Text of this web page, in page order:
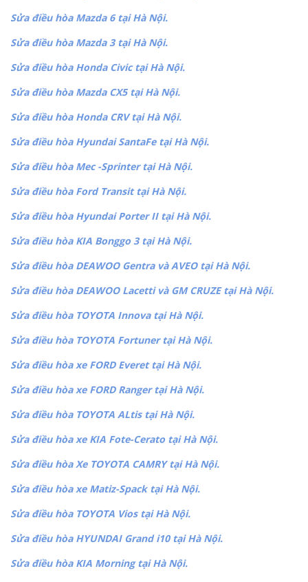
Sửa điều hòa Mazda 6 tại Hà Nội.
Sửa điều hòa Mazda 3 tại Hà Nội.
Sửa điều hòa Honda Civic tại Hà Nội.
Sửa điều hòa Mazda CX5 tại Hà Nội.
Sửa điều hòa Honda CRV tại Hà Nội.
Sửa điều hòa Hyundai SantaFe tại Hà Nội.
Sửa điều hòa Mec -Sprinter tại Hà Nội.
Sửa điều hòa Ford Transit tại Hà Nội.
Sửa điều hòa Hyundai Porter II tại Hà Nội.
Sửa điều hòa KIA Bonggo 3 tại Hà Nội.
Sửa điều hòa DEAWOO Gentra và AVEO tại Hà Nội.
Sửa điều hòa DEAWOO Lacetti và GM CRUZE tại Hà Nội.
Sửa điều hòa TOYOTA Innova tại Hà Nội.
Sửa điều hòa TOYOTA Fortuner tại Hà Nội.
Sửa điều hòa xe FORD Everet tại Hà Nội.
Sửa điều hòa xe FORD Ranger tại Hà Nội.
Sửa điều hòa TOYOTA ALtis tại Hà Nội.
Sửa điều hòa xe KIA Fote-Cerato tại Hà Nội.
Sửa điều hòa Xe TOYOTA CAMRY tại Hà Nội.
Sửa điều hòa xe Matiz-Spack tại Hà Nội.
Sửa điều hòa TOYOTA Vios tại Hà Nội.
Sửa điều hòa HYUNDAI Grand i10 tại Hà Nội.
Sửa điều hòa KIA Morning tại Hà Nội.